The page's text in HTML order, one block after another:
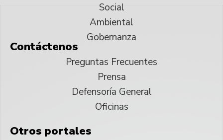
Social
Ambiental
Gobernanza
Contáctenos
Preguntas Frecuentes
Prensa
Defensoría General
Oficinas
Otros portales